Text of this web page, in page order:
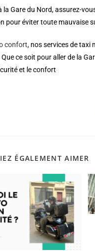
la Gare du Nord, assurez-
pour éviter toute mauvaise
confort, nos services de taxi
ce soit pour aller de la
et le confort
ÉGALEMENT AIMER